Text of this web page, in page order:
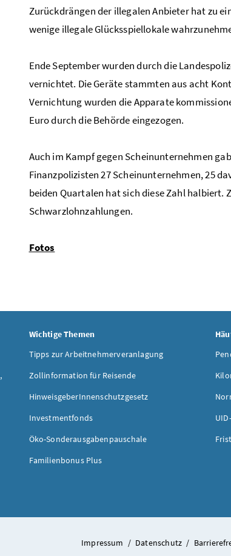
Zurückdrängen der illegalen Anbieter hat zu
wenige illegale Glücksspiellokale
Ende September wurden durch die
vernichtet. Die Geräte stammten aus acht
Vernichtung wurden die Apparate
Euro durch die Behörde eingezogen.
Auch im Kampf gegen Scheinunternehmen
Finanzpolizisten 27 Scheinunternehmen, 25
beiden Quartalen hat sich diese Zahl
Schwarzlohnzahlungen.
Fotos
Wichtige Themen
Tipps zur Arbeitnehmerveranlagung
Zollinformation für Reisende
HinweisgeberInnenschutzgesetz
Investmentfonds
Öko-Sonderausgabenpauschale
Familienbonus Plus
Impressum / Datenschutz /